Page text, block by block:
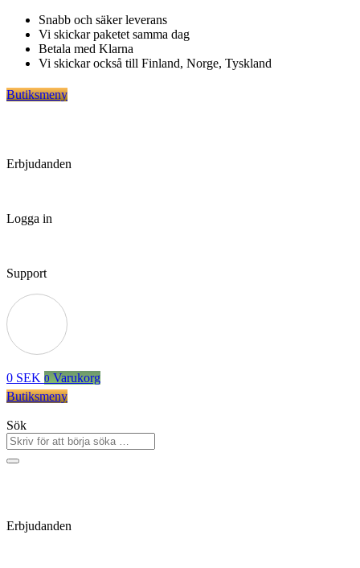
Hoppa
innehåll
Snabb och säker leverans
Vi skickar paketet samma dag
Betala med Klarna
Vi skickar också till Finland, Norge, Tyskland
Butiksmeny
Erbjudanden
Logga in
Support
0 SEK 0 Varukorg
Butiksmeny
Sök
Erbjudanden